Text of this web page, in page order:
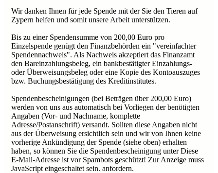
Wir danken Ihnen für jede Spende mit der Sie den Tieren auf
Zypern helfen und somit unsere Arbeit unterstützen.
Bis zu einer Spendensumme von 200,00 Euro pro
Einzelspende genügt den Finanzbehörden ein "vereinfachter
Spendennachweis". Als Nachweis akzeptiert das Finanzamt
den Bareinzahlungsbeleg, ein bankbestätigter Einzahlungs-
oder Überweisungsbeleg oder eine Kopie des Kontoauszuges
bzw. Buchungsbestätigung des Kreditinstitutes.
Spendenbescheinigungen (bei Beträgen über 200,00 Euro)
werden von uns aus automatisch bei Vorliegen der benötigten
Angaben (Vor- und Nachname, komplette
Adresse/Postanschrift) versandt. Sollten diese Angaben nicht
aus der Überweisung ersichtlich sein und wir von Ihnen keine
vorherige Ankündigung der Spende (siehe oben) erhalten
haben, so können Sie die Spendenbescheinigung unterDiese
E-Mail-Adresse ist vor Spambots geschützt! Zur Anzeige muss
JavaScript eingeschaltet sein. anfordern.